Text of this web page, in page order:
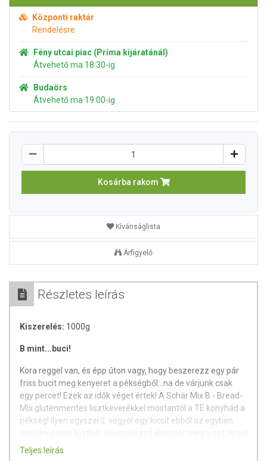
Központi raktár
Rendelésre
Fény utcai piac (Príma kijáratánál)
Átvehető ma 18:30-ig
Budaörs
Átvehető ma 19:00-ig
Kosárba rakom
Kívánságlista
Árfigyelő
Részletes leírás
Kiszerelés: 1000g
B mint...buci!
Kora reggel van, és épp úton vagy, hogy beszerezz egy pár
friss bucit meg kenyeret a pékségből...na de várjunk csak
egy percet! Ezek az idők véget értek! A Schär Mix B - Bread-
Mix gluténmentes lisztkeverékkel mostantól a TE konyhád a
pékség! Ilyen egyszerű: vegyél egy kicsit ebből az egyben
egy csipetnyi sót és dolgozd össze az egészet.
Teljes leírás